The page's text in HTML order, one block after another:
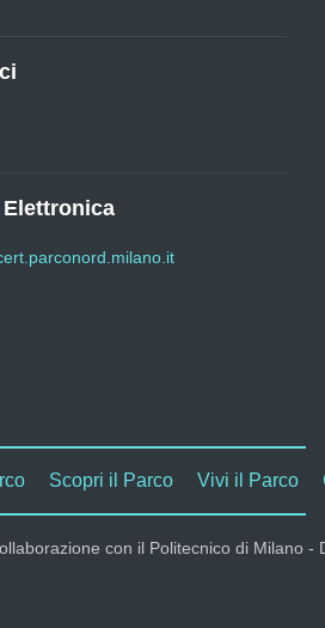
Scopri il Parco Vivi il Parco
con il Politecnico di Milano